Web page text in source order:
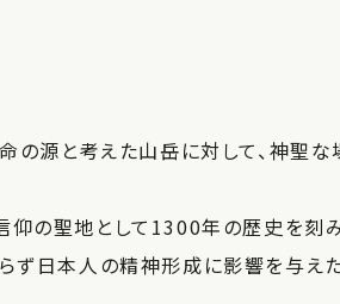
の源と考えた山岳に対して、神聖な
の聖地として1300年の歴史を刻
ず日本人の精神形成に影響を与え